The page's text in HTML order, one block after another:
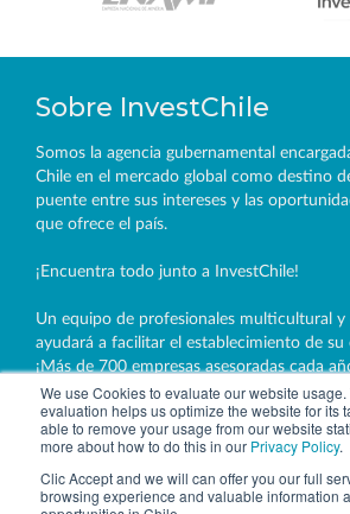
We use Cookies to evaluate our website usage.
evaluation helps us optimize the website for its
able to remove your usage from our website
more about how to do this in our Privacy Policy.
Clic Accept and we will can offer you our full
browsing experience and valuable information
Sobre InvestChile
Somos la agencia gubernamental
Chile en el mercado global como destino
puente entre sus intereses y las
que ofrece el país.
¡Encuentra todo junto a InvestChile!
Un equipo de profesionales multicultural y
ayudará a facilitar el establecimiento de su
¡Más de 700 empresas asesoradas cada